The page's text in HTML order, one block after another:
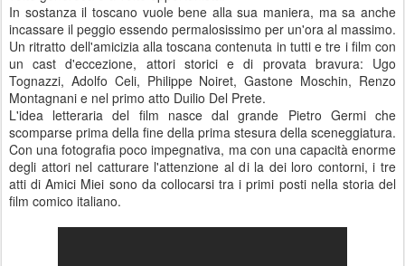
In sostanza il toscano vuole bene alla sua maniera, ma sa anche
incassare il peggio essendo permalosissimo per un'ora al massimo.
Un ritratto dell'amicizia alla toscana contenuta in tutti e tre i film con
un cast d'eccezione, attori storici e di provata bravura: Ugo
Tognazzi, Adolfo Celi, Philippe Noiret, Gastone Moschin, Renzo
Montagnani e nel primo atto Duilio Del Prete.
L'idea letteraria del film nasce dal grande Pietro Germi che
scomparse prima della fine della prima stesura della sceneggiatura.
Con una fotografia poco impegnativa, ma con una capacità enorme
degli attori nel catturare l'attenzione al di la dei loro contorni, i tre
atti di Amici Miei sono da collocarsi tra i primi posti nella storia del
film comico italiano.